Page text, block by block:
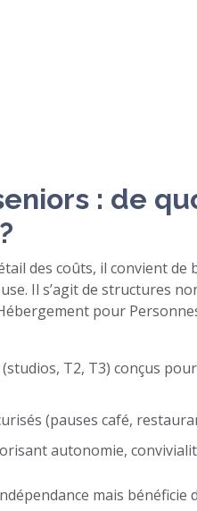
: de
des coûts, il convient
Il s’agit de structures
pour
T2, T3) conçus
(pauses café,
autonomie,
mais